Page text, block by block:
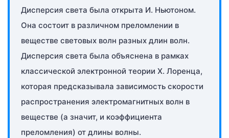
Дисперсия света была открыта И. Ньютоном.
Она состоит в различном преломлении в
веществе световых волн разных длин волн.
Дисперсия света была объяснена в рамках
классической электронной теории Х. Лоренца,
которая предсказывала зависимость скорости
распространения электромагнитных волн в
веществе (а значит, и коэффициента
преломления) от длины волны.